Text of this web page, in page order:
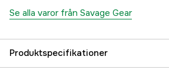
Se alla varor från Savage Gear
Produktspecifikationer